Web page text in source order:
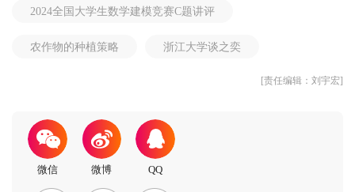
2024全国大学生数学建模竞赛C题讲评
农作物的种植策略 浙江大学谈之奕
[责任编辑：刘宇宏]